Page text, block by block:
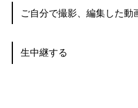
ご自分で撮影、編集した動
生中継する